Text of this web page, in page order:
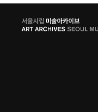
로
고